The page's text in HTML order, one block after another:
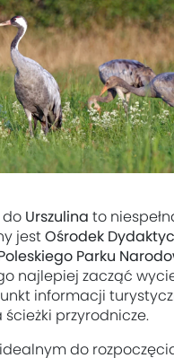
do Urszulina to
jestOśrodek
Parku
najlepiej zacząć
informacji
przyrodnicze.
do